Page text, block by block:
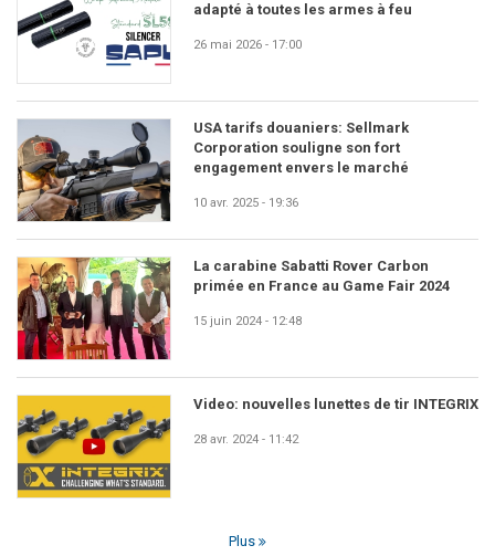
adapté à toutes les armes à feu
26 mai 2026 - 17:00
USA tarifs douaniers: Sellmark
Corporation souligne son fort
engagement envers le marché
10 avr. 2025 - 19:36
La carabine Sabatti Rover Carbon
primée en France au Game Fair 2024
15 juin 2024 - 12:48
Video: nouvelles lunettes de tir INTEGRIX
28 avr. 2024 - 11:42
Plus